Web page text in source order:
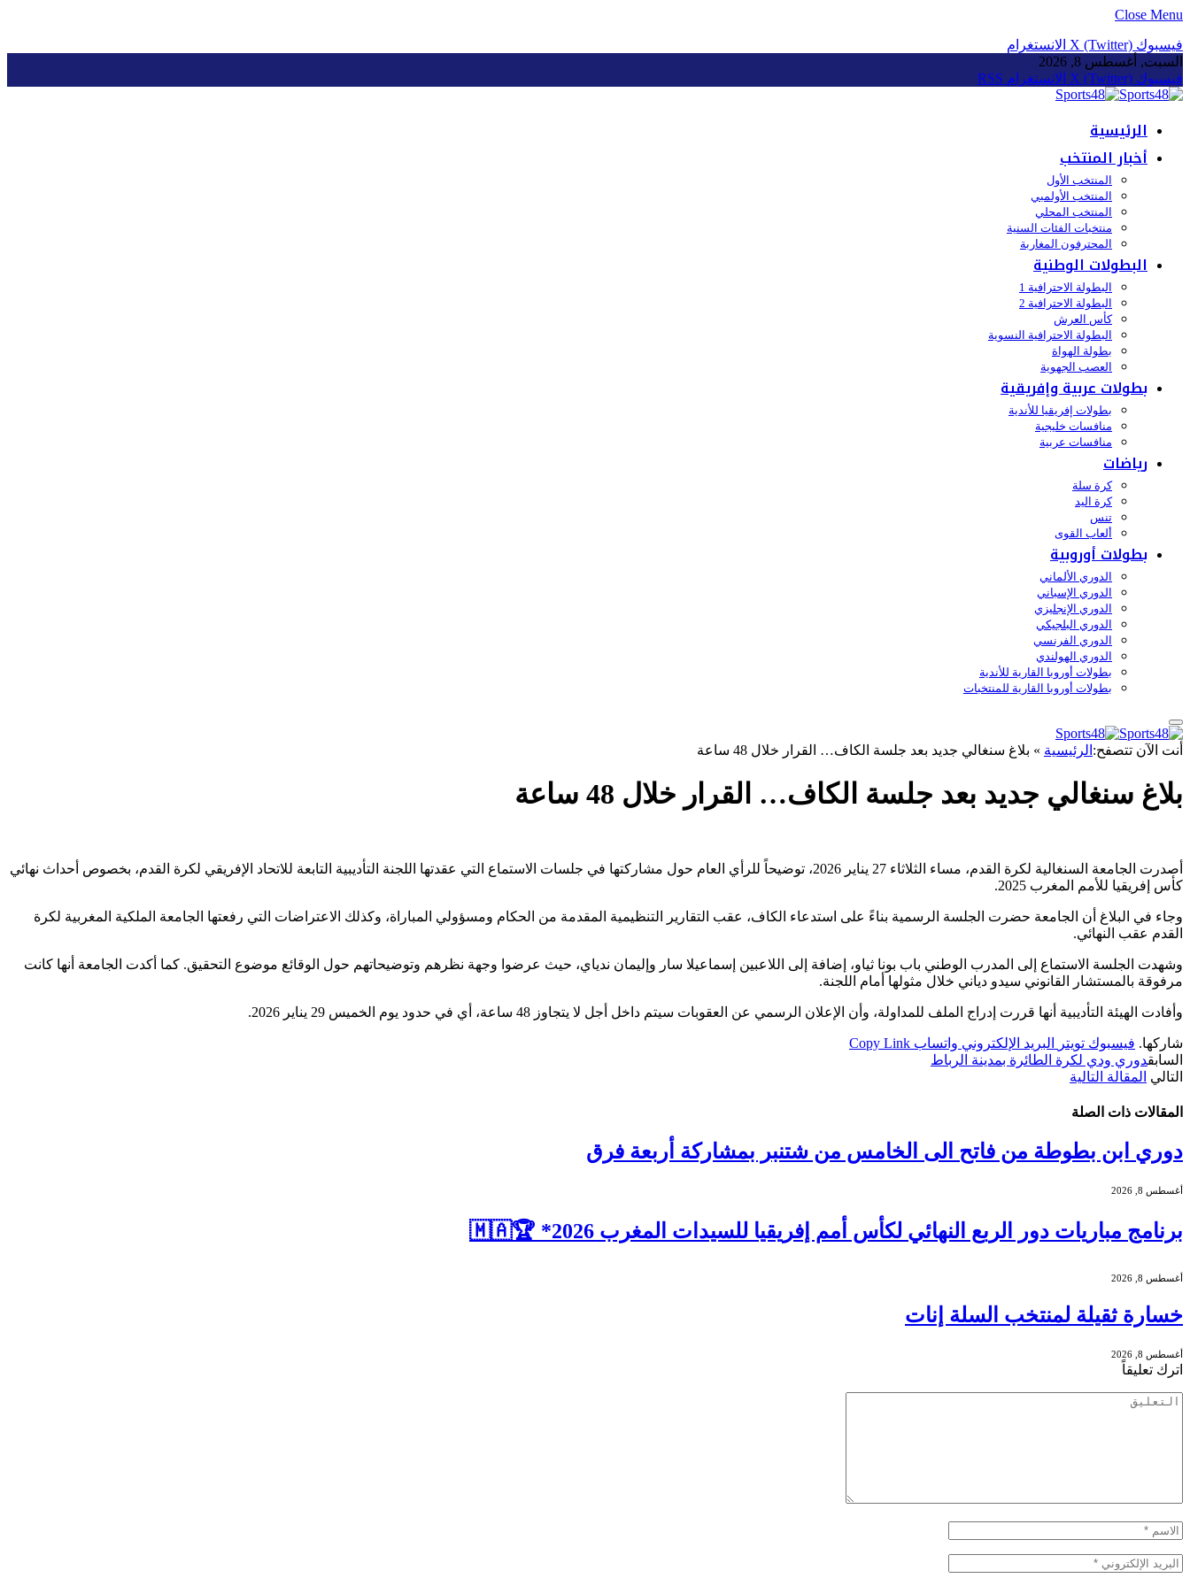
Close Menu
فيسبوك X (Twitter) الانستغرام
السبت, أغسطس 8, 2026
فيسبوك X (Twitter) الانستغرام RSS
الرئيسية
أخبار المنتخب
المنتخب الأول
المنتخب الأولمبي
المنتخب المحلي
منتخبات الفئات السنية
المحترفون المغاربة
البطولات الوطنية
البطولة الاحترافية 1
البطولة الاحترافية 2
كأس العرش
البطولة الاحترافية النسوية
بطولة الهواة
العصب الجهوية
بطولات عربية وإفريقية
بطولات إفريقيا للأندية
منافسات خليجية
منافسات عربية
رياضات
كرة سلة
كرة اليد
تنس
ألعاب القوى
بطولات أوروبية
الدوري الألماني
الدوري الإسباني
الدوري الإنجليزي
الدوري البلجيكي
الدوري الفرنسي
الدوري الهولندي
بطولات أوروبا القارية للأندية
بطولات أوروبا القارية للمنتخبات
أنت الآن تتصفح: الرئيسية » بلاغ سنغالي جديد بعد جلسة الكاف… القرار خلال 48 ساعة
بلاغ سنغالي جديد بعد جلسة الكاف… القرار خلال 48 ساعة
أصدرت الجامعة السنغالية لكرة القدم، مساء الثلاثاء 27 يناير 2026، توضيحاً للرأي العام حول مشاركتها في جلسات الاستماع التي عقدتها اللجنة التأديبية التابعة للاتحاد الإفريقي لكرة القدم، بخصوص أحداث نهائي
كأس إفريقيا للأمم المغرب 2025.
وجاء في البلاغ أن الجامعة حضرت الجلسة الرسمية بناءً على استدعاء الكاف، عقب التقارير التنظيمية المقدمة من الحكام ومسؤولي المباراة، وكذلك الاعتراضات التي رفعتها الجامعة الملكية المغربية لكرة
القدم عقب النهائي.
وشهدت الجلسة الاستماع إلى المدرب الوطني باب بونا ثياو، إضافة إلى اللاعبين إسماعيلا سار وإليمان ندياي، حيث عرضوا وجهة نظرهم وتوضيحاتهم حول الوقائع موضوع التحقيق. كما أكدت الجامعة أنها كانت
مرفوقة بالمستشار القانوني سيدو دياني خلال مثولها أمام اللجنة.
وأفادت الهيئة التأديبية أنها قررت إدراج الملف للمداولة، وأن الإعلان الرسمي عن العقوبات سيتم داخل أجل لا يتجاوز 48 ساعة، أي في حدود يوم الخميس 29 يناير 2026.
شاركها. فيسبوك تويتر البريد الإلكتروني واتساب Copy Link
السابقدوري ودي لكرة الطائرة بمدينة الرباط
التالي المقالة التالية
المقالات ذات الصلة
دوري ابن بطوطة من فاتح الى الخامس من شتنبر بمشاركة أربعة فرق
أغسطس 8, 2026
برنامج مباريات دور الربع النهائي لكأس أمم إفريقيا للسيدات المغرب 2026* 🏆🇲🇦
أغسطس 8, 2026
خسارة ثقيلة لمنتخب السلة إنات
أغسطس 8, 2026
اترك تعليقاً